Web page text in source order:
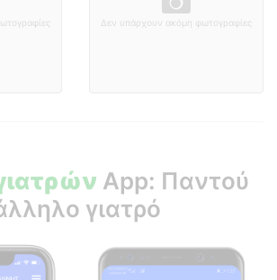
Δεν υπάρχουν ακόμη φωτογραφίες
App: Παντού
γιατρό